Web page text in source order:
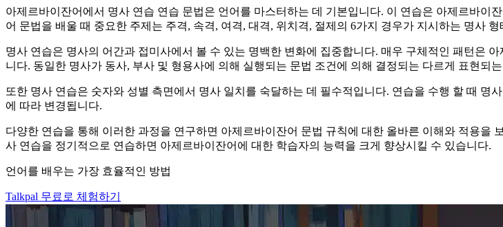
아제르바이잔어에서 명사 연습 연습 문법은 언어를 마스터하는 데 기본입니다. 이 연습은 아제르바
어 문법을 배울 때 중요한 주제는 주격, 속격, 여격, 대격, 위치격, 절제의 6가지 경우가 지시하는 명사
명사 연습은 명사의 어간과 접미사에서 볼 수 있는 명백한 변화에 집중합니다. 매우 구체적인 패턴은
니다. 동일한 명사가 동사, 부사 및 형용사에 의해 실행되는 문법 조건에 의해 결정되는 다르게 표현되
또한 명사 연습은 숫자와 성별 측면에서 명사 일치를 숙달하는 데 필수적입니다. 연습을 수행 할 때
에 따라 변경됩니다.
다양한 연습을 통해 이러한 과정을 연구하면 아제르바이잔어 문법 규칙에 대한 올바른 이해와 적용을
사 연습을 정기적으로 연습하면 아제르바이잔어에 대한 학습자의 능력을 크게 향상시킬 수 있습니다.
언어를 배우는 가장 효율적인 방법
Talkpal 무료로 체험하기